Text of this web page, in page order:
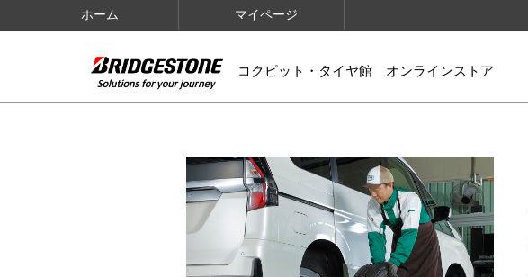
ホーム マイページ
コクピット・タイヤ館 オンラインストア
IMAGES